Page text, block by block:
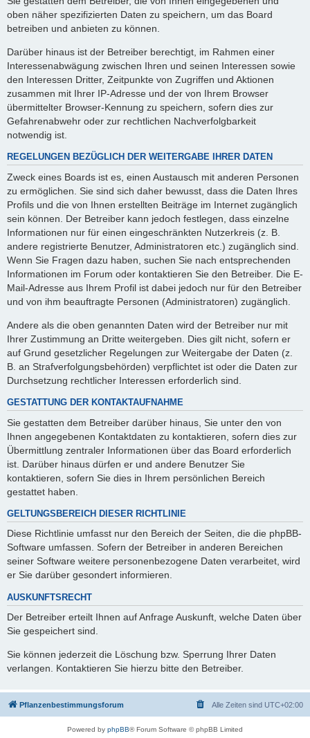
oben näher spezifizierten Daten zu speichern, um das Board
betreiben und anbieten zu können.
Darüber hinaus ist der Betreiber berechtigt, im Rahmen einer
Interessenabwägung zwischen Ihren und seinen Interessen sowie
den Interessen Dritter, Zeitpunkte von Zugriffen und Aktionen
zusammen mit Ihrer IP-Adresse und der von Ihrem Browser
übermittelter Browser-Kennung zu speichern, sofern dies zur
Gefahrenabwehr oder zur rechtlichen Nachverfolgbarkeit
notwendig ist.
REGELUNGEN BEZÜGLICH DER WEITERGABE IHRER DATEN
Zweck eines Boards ist es, einen Austausch mit anderen Personen
zu ermöglichen. Sie sind sich daher bewusst, dass die Daten Ihres
Profils und die von Ihnen erstellten Beiträge im Internet zugänglich
sein können. Der Betreiber kann jedoch festlegen, dass einzelne
Informationen nur für einen eingeschränkten Nutzerkreis (z. B.
andere registrierte Benutzer, Administratoren etc.) zugänglich sind.
Wenn Sie Fragen dazu haben, suchen Sie nach entsprechenden
Informationen im Forum oder kontaktieren Sie den Betreiber. Die E-
Mail-Adresse aus Ihrem Profil ist dabei jedoch nur für den Betreiber
und von ihm beauftragte Personen (Administratoren) zugänglich.
Andere als die oben genannten Daten wird der Betreiber nur mit
Ihrer Zustimmung an Dritte weitergeben. Dies gilt nicht, sofern er
auf Grund gesetzlicher Regelungen zur Weitergabe der Daten (z.
B. an Strafverfolgungsbehörden) verpflichtet ist oder die Daten zur
Durchsetzung rechtlicher Interessen erforderlich sind.
GESTATTUNG DER KONTAKTAUFNAHME
Sie gestatten dem Betreiber darüber hinaus, Sie unter den von
Ihnen angegebenen Kontaktdaten zu kontaktieren, sofern dies zur
Übermittlung zentraler Informationen über das Board erforderlich
ist. Darüber hinaus dürfen er und andere Benutzer Sie
kontaktieren, sofern Sie dies in Ihrem persönlichen Bereich
gestattet haben.
GELTUNGSBEREICH DIESER RICHTLINIE
Diese Richtlinie umfasst nur den Bereich der Seiten, die die phpBB-
Software umfassen. Sofern der Betreiber in anderen Bereichen
seiner Software weitere personenbezogene Daten verarbeitet, wird
er Sie darüber gesondert informieren.
AUSKUNFTSRECHT
Der Betreiber erteilt Ihnen auf Anfrage Auskunft, welche Daten über
Sie gespeichert sind.
Sie können jederzeit die Löschung bzw. Sperrung Ihrer Daten
verlangen. Kontaktieren Sie hierzu bitte den Betreiber.
Pflanzenbestimmungsforum Alle Zeiten sind UTC+02:00
Powered by phpBB® Forum Software © phpBB Limited